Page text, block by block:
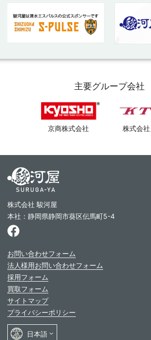
主要グループ会社
京商株式会社 株式会社
株式会社 駿河屋
本社：静岡県静岡市葵区伝馬町5-4
お問い合わせフォーム
法人様用お問い合わせフォーム
採用フォーム
買取フォーム
サイトマップ
プライバシーポリシー